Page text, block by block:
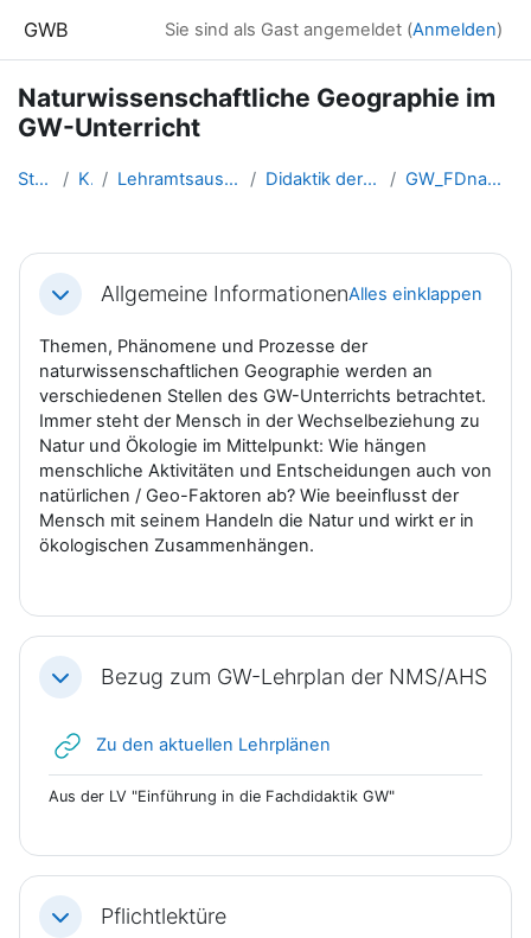
GWB Sie sind als Gast angemeldet (Anmelden)
Naturwissenschaftliche Geographie im
GW-Unterricht
Startseite Kurse Lehramtsausbildung GW im Clust... Didaktik der naturwissenschaft... GW_FDnawiGeo_GWUnterricht
Abschnittsübersicht
EinklappenAllgemeine InformationenAlles einklappen
Themen, Phänomene und Prozesse der
naturwissenschaftlichen Geographie werden an
verschiedenen Stellen des GW-Unterrichts betrachtet.
Immer steht der Mensch in der Wechselbeziehung zu
Natur und Ökologie im Mittelpunkt: Wie hängen
menschliche Aktivitäten und Entscheidungen auch von
natürlichen / Geo-Faktoren ab? Wie beeinflusst der
Mensch mit seinem Handeln die Natur und wirkt er in
ökologischen Zusammenhängen.
EinklappenBezug zum GW-Lehrplan der NMS/AHS
Zu den aktuellen Lehrplänen
Aus der LV "Einführung in die Fachdidaktik GW"
EinklappenPflichtlektüre